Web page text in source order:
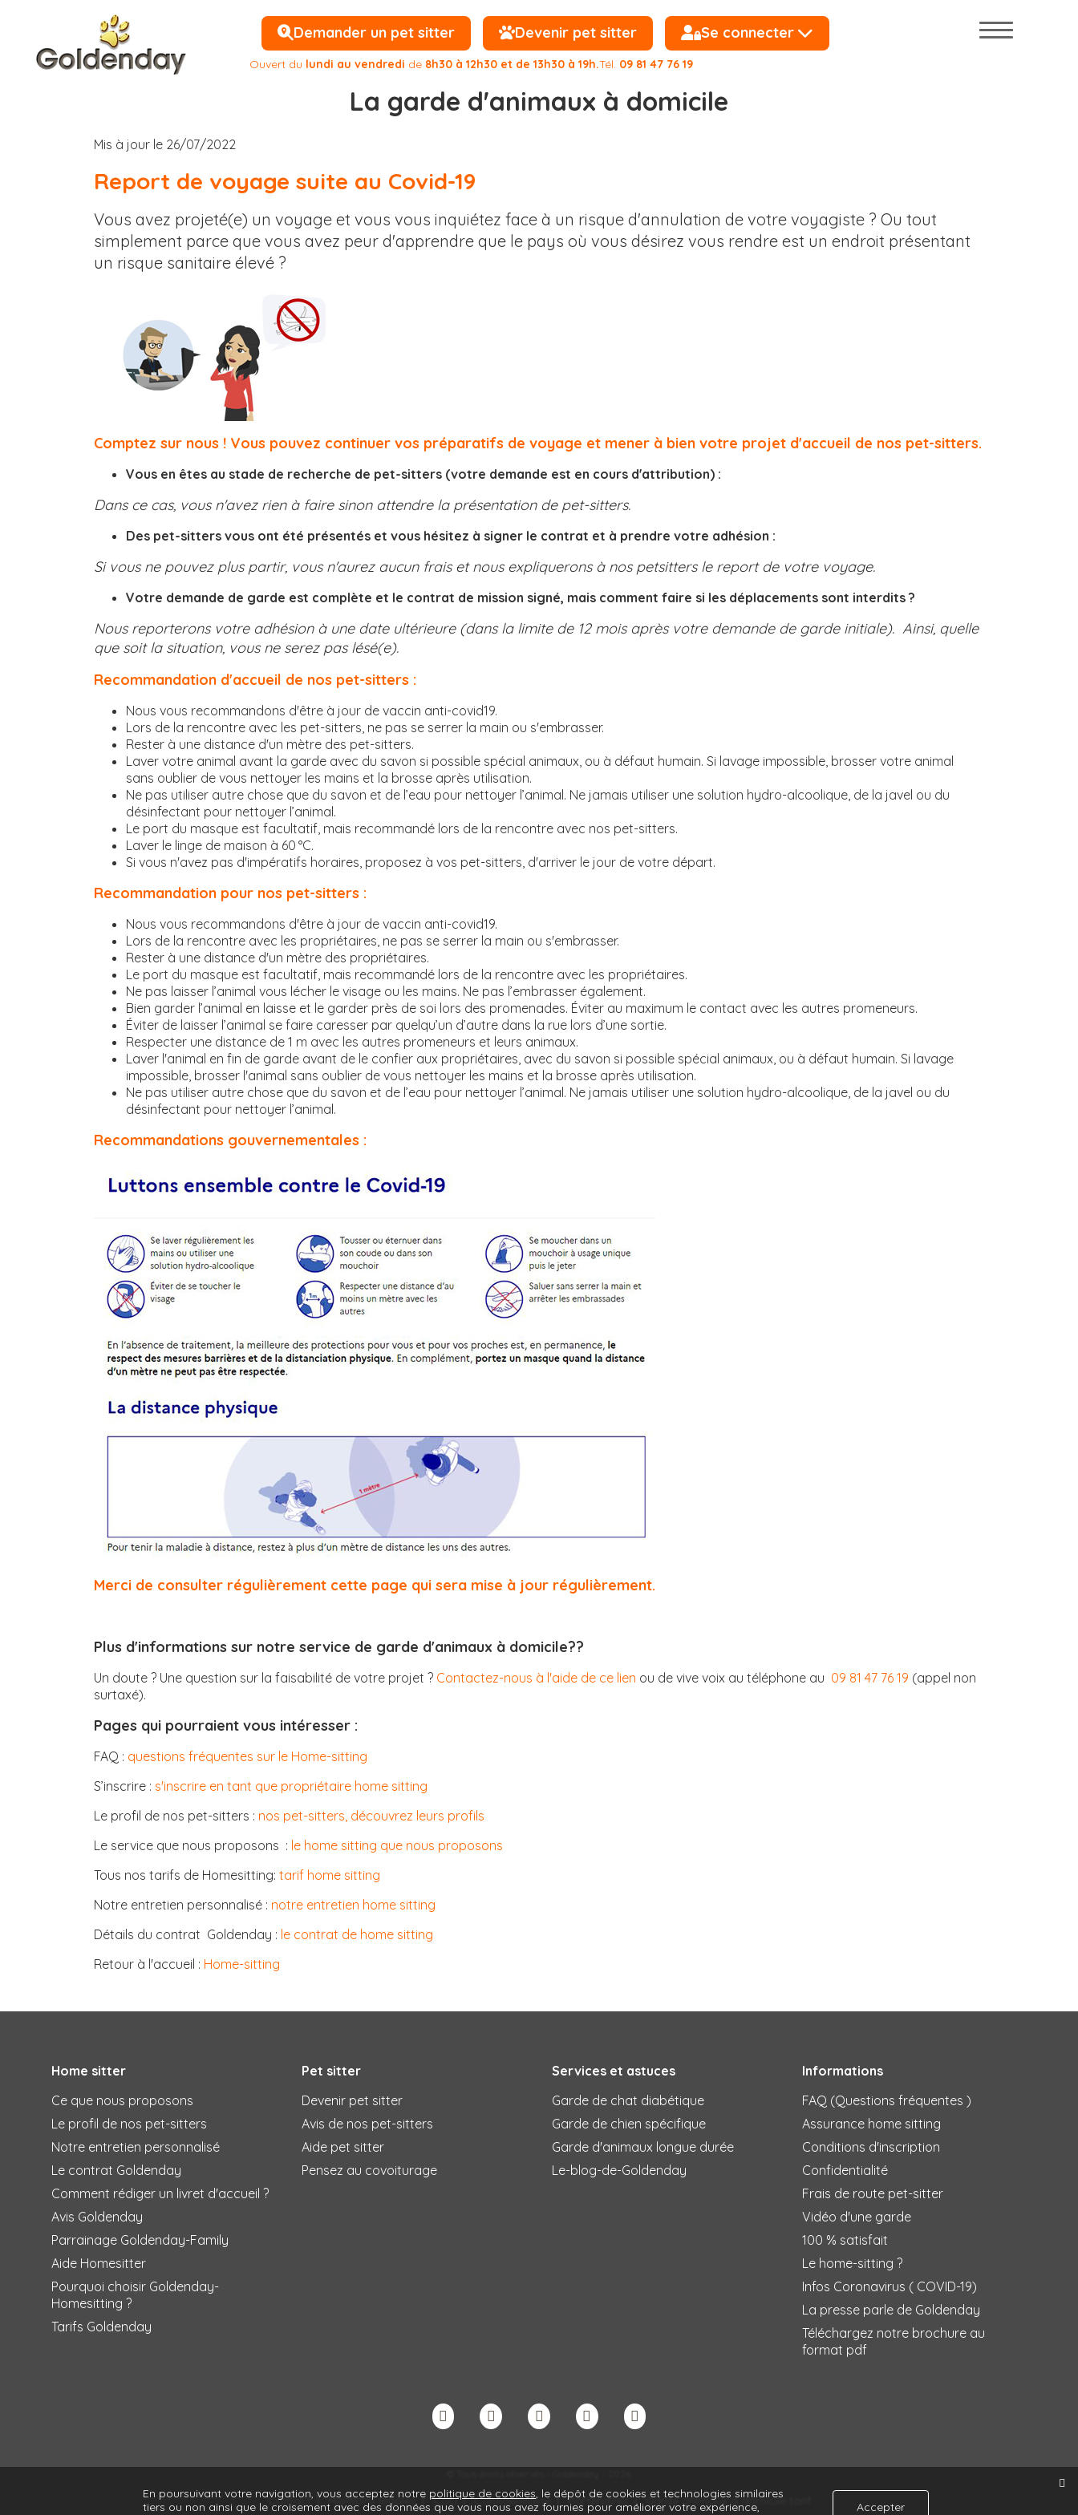
Demander un pet sitter Devenir pet sitter Se connecter
Ouvert du lundi au vendredi de 8h30 à 12h30 et de 13h30 à 19h.Tél. 09 81 47 76 19
La garde d'animaux à domicile
Mis à jour le 26/07/2022
Report de voyage suite au Covid-19
Vous avez projeté(e) un voyage et vous vous inquiétez face à un risque d'annulation de votre voyagiste ? Ou tout
simplement parce que vous avez peur d'apprendre que le pays où vous désirez vous rendre est un endroit présentant
un risque sanitaire élevé ?
Comptez sur nous ! Vous pouvez continuer vos préparatifs de voyage et mener à bien votre projet d'accueil de nos pet-sitters.
Vous en êtes au stade de recherche de pet-sitters (votre demande est en cours d'attribution) :
Dans ce cas, vous n'avez rien à faire sinon attendre la présentation de pet-sitters.
Des pet-sitters vous ont été présentés et vous hésitez à signer le contrat et à prendre votre adhésion :
Si vous ne pouvez plus partir, vous n'aurez aucun frais et nous expliquerons à nos petsitters le report de votre voyage.
Votre demande de garde est complète et le contrat de mission signé, mais comment faire si les déplacements sont interdits ?
Nous reporterons votre adhésion à une date ultérieure (dans la limite de 12 mois après votre demande de garde initiale). Ainsi, quelle
que soit la situation, vous ne serez pas lésé(e).
Recommandation d'accueil de nos pet-sitters :
Nous vous recommandons d'être à jour de vaccin anti-covid19.
Lors de la rencontre avec les pet-sitters, ne pas se serrer la main ou s'embrasser.
Rester à une distance d'un mètre des pet-sitters.
Laver votre animal avant la garde avec du savon si possible spécial animaux, ou à défaut humain. Si lavage impossible, brosser votre animal
sans oublier de vous nettoyer les mains et la brosse après utilisation.
Ne pas utiliser autre chose que du savon et de l’eau pour nettoyer l’animal. Ne jamais utiliser une solution hydro-alcoolique, de la javel ou du
désinfectant pour nettoyer l’animal.
Le port du masque est facultatif, mais recommandé lors de la rencontre avec nos pet-sitters.
Laver le linge de maison à 60 °C.
Si vous n'avez pas d'impératifs horaires, proposez à vos pet-sitters, d'arriver le jour de votre départ.
Recommandation pour nos pet-sitters :
Nous vous recommandons d'être à jour de vaccin anti-covid19.
Lors de la rencontre avec les propriétaires, ne pas se serrer la main ou s'embrasser.
Rester à une distance d'un mètre des propriétaires.
Le port du masque est facultatif, mais recommandé lors de la rencontre avec les propriétaires.
Ne pas laisser l’animal vous lécher le visage ou les mains. Ne pas l’embrasser également.
Bien garder l’animal en laisse et le garder près de soi lors des promenades. Éviter au maximum le contact avec les autres promeneurs.
Éviter de laisser l’animal se faire caresser par quelqu’un d’autre dans la rue lors d’une sortie.
Respecter une distance de 1 m avec les autres promeneurs et leurs animaux.
Laver l'animal en fin de garde avant de le confier aux propriétaires, avec du savon si possible spécial animaux, ou à défaut humain. Si lavage
impossible, brosser l'animal sans oublier de vous nettoyer les mains et la brosse après utilisation.
Ne pas utiliser autre chose que du savon et de l’eau pour nettoyer l’animal. Ne jamais utiliser une solution hydro-alcoolique, de la javel ou du
désinfectant pour nettoyer l’animal.
Recommandations gouvernementales :
Merci de consulter régulièrement cette page qui sera mise à jour régulièrement.
Plus d'informations sur notre service de garde d'animaux à domicile??
Un doute ? Une question sur la faisabilité de votre projet ? Contactez-nous à l'aide de ce lien ou de vive voix au téléphone au 09 81 47 76 19 (appel non
surtaxé).
Pages qui pourraient vous intéresser :
FAQ : questions fréquentes sur le Home-sitting
S’inscrire : s'inscrire en tant que propriétaire home sitting
Le profil de nos pet-sitters : nos pet-sitters, découvrez leurs profils
Le service que nous proposons : le home sitting que nous proposons
Tous nos tarifs de Homesitting: tarif home sitting
Notre entretien personnalisé : notre entretien home sitting
Détails du contrat Goldenday : le contrat de home sitting
Retour à l'accueil : Home-sitting
Home sitter
Ce que nous proposons
Le profil de nos pet-sitters
Notre entretien personnalisé
Le contrat Goldenday
Comment rédiger un livret d'accueil ?
Avis Goldenday
Parrainage Goldenday-Family
Aide Homesitter
Pourquoi choisir Goldenday-
Homesitting ?
Tarifs Goldenday
Pet sitter
Devenir pet sitter
Avis de nos pet-sitters
Aide pet sitter
Pensez au covoiturage
Services et astuces
Garde de chat diabétique
Garde de chien spécifique
Garde d'animaux longue durée
Le-blog-de-Goldenday
Informations
FAQ (Questions fréquentes )
Assurance home sitting
Conditions d'inscription
Confidentialité
Frais de route pet-sitter
Vidéo d'une garde
100 % satisfait
Le home-sitting ?
Infos Coronavirus ( COVID-19)
La presse parle de Goldenday
Téléchargez notre brochure au
format pdf
Contact Mentions légales CGU Confidentialite Partenaires Garde animaux à domicile tarif
En poursuivant votre navigation, vous acceptez notre politique de cookies, le dépôt de cookies et technologies similaires
tiers ou non ainsi que le croisement avec des données que vous nous avez fournies pour améliorer votre expérience,
Accepter